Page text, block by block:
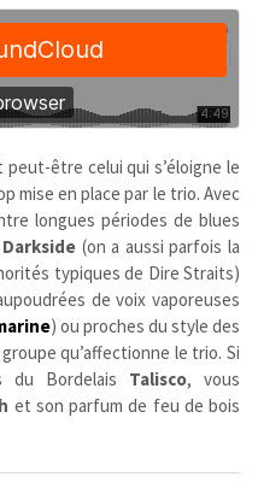
peut-être celui qui s’éloigne le
mise en place par le trio. Avec
longues périodes de blues
Darkside (on a aussi parfois la
typiques de Dire Straits)
de voix vaporeuses
) ou proches du style des
qu’affectionne le trio. Si
du Bordelais Talisco, vous
et son parfum de feu de bois